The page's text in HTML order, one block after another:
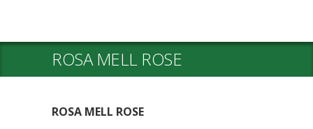
ROSA MELL ROSE
ROSA MELL ROSE